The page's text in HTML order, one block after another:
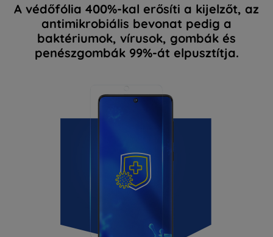
A védőfólia 400%-kal erősíti a kijelzőt, az
antimikrobiális bevonat pedig a
baktériumok, vírusok, gombák és
penészgombák 99%-át elpusztítja.